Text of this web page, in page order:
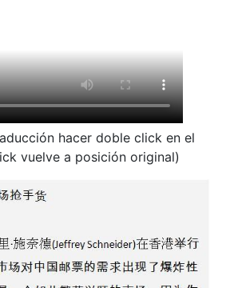
hacer doble click en el
vuelve a posición original)